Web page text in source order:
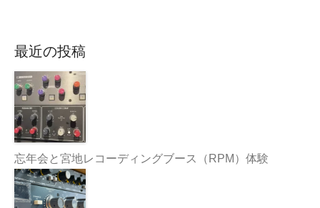
最近の投稿
忘年会と宮地レコーディングブース（RPM）体験